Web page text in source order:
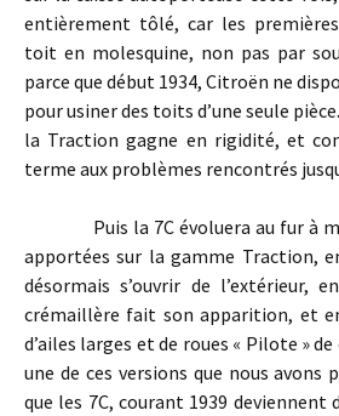
entièrement tôlé, car les
toit en molesquine, non pas par
parce que début 1934, Citroën ne
pour usiner des toits d’une seule
la Traction gagne en rigidité, et
terme aux problèmes rencontrés
Puis la 7C évoluera au fur à
apportées sur la gamme Traction,
désormais s’ouvrir de l’extérieur,
crémaillère fait son apparition, et en
d’ailes larges et de roues « Pilote »
une de ces versions que nous
que les 7C, courant 1939 deviennent